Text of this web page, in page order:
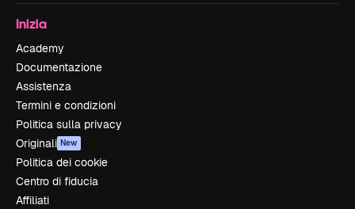
Inizia
Academy
Documentazione
Assistenza
Termini e condizioni
Politica sulla privacy
Originali New
Politica dei cookie
Centro di fiducia
Affiliati